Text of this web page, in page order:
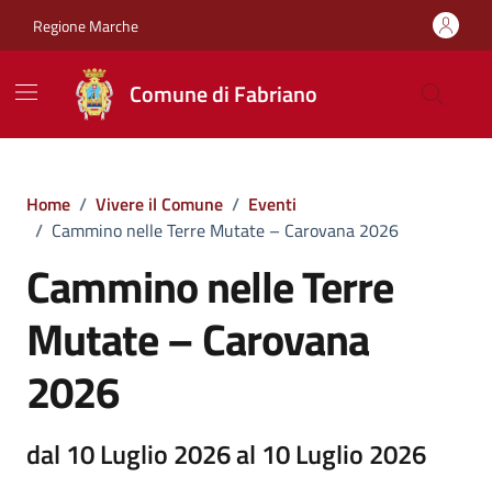
Regione Marche
Comune di Fabriano
Home / Vivere il Comune / Eventi
/ Cammino nelle Terre Mutate – Carovana 2026
Cammino nelle Terre
Mutate – Carovana
2026
dal 10 Luglio 2026 al 10 Luglio 2026